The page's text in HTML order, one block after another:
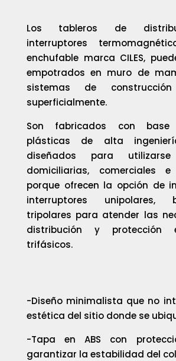
Los tableros de
interruptores
enchufable marca CILES,
empotrados en muro de
sistemas de
superficialmente.
Son fabricados con
plásticas de alta
diseñados para
domiciliarias, comerciales e
porque ofrecen la opción de
interruptores unipolares,
tripolares para atender las
distribución y protección
trifásicos.
-Diseño minimalista que no
estética del sitio donde se
-Tapa en ABS con
garantizar la estabilidad del